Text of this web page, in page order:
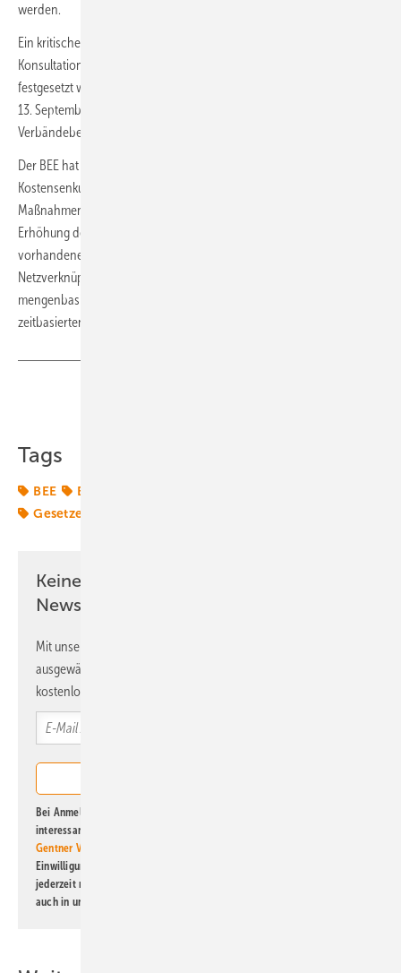
werden.
Ein kritischer Punkt in der aktuellen Diskussion ist die
Konsultationsfrist, die auf den 28. August inmitten der Hauptferienzeit
festgesetzt wurde. Der BEE fordert eine Verlängerung der Frist bis zum
13. September, um eine geordnete und verfassungsrechtlich gebotene
Verbändebeteiligung zu ermöglichen.
Der BEE hat seine Vorschläge zur Flexibilitätssteigerung und
Kostensenkung der Energiewende in einem umfassenden
Maßnahmenpaket dargelegt. Dieses beinhaltet eine signifikante
Erhöhung der Flexibilität im Strommarkt, die bessere Nutzung der
vorhandenen Netzinfrastruktur durch Überbauung der
Netzverknüpfungspunkte sowie die Einführung eines
mengenbasierten Absicherungssystems anstelle des bisherigen
zeitbasierten Modells.(nw)
Tags
BEE Bundespolitik
Gesetze
Keine Zeit? Kein Problem mit dem ERE
Newsletter!
Mit unserem Newsletter erhalten Sie regelmäßig von uns
ausgewählte Informationen und Neuigkeiten, gebündelt und
kostenlos direkt ins Postfach.
Bei Anmeldung zu diesem Newsletter bin ich damit einverstanden, über
interessante Verlags- und Online-Angebote
Gentner Verlag GmbH & Co. KG
Einwilligung kann ich jederzeit widerrufen und eine Abmeldung ist
jederzeit möglich. Informationen zum Umgang mit Daten finden Sie
auch in unserer